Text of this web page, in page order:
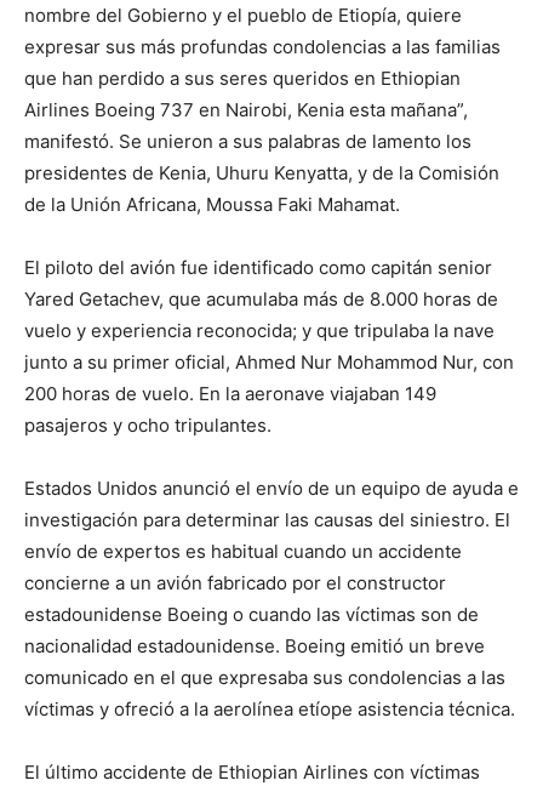
nombre del Gobierno y el pueblo de Etiopía, quiere
expresar sus más profundas condolencias a las familias
que han perdido a sus seres queridos en Ethiopian
Airlines Boeing 737 en Nairobi, Kenia esta mañana”,
manifestó. Se unieron a sus palabras de lamento los
presidentes de Kenia, Uhuru Kenyatta, y de la Comisión
de la Unión Africana, Moussa Faki Mahamat.
El piloto del avión fue identificado como capitán senior
Yared Getachev, que acumulaba más de 8.000 horas de
vuelo y experiencia reconocida; y que tripulaba la nave
junto a su primer oficial, Ahmed Nur Mohammod Nur, con
200 horas de vuelo. En la aeronave viajaban 149
pasajeros y ocho tripulantes.
Estados Unidos anunció el envío de un equipo de ayuda e
investigación para determinar las causas del siniestro. El
envío de expertos es habitual cuando un accidente
concierne a un avión fabricado por el constructor
estadounidense Boeing o cuando las víctimas son de
nacionalidad estadounidense. Boeing emitió un breve
comunicado en el que expresaba sus condolencias a las
víctimas y ofreció a la aerolínea etíope asistencia técnica.
El último accidente de Ethiopian Airlines con víctimas